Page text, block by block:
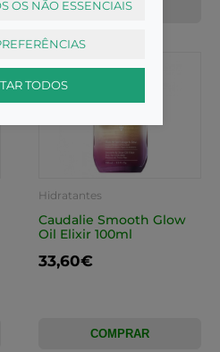
COMPRAR
Hidratantes
Caudalie Smooth Glow
Oil Elixir 100ml
33,60€
COMPRAR
OS NÃO ESSENCIAIS
TODOS